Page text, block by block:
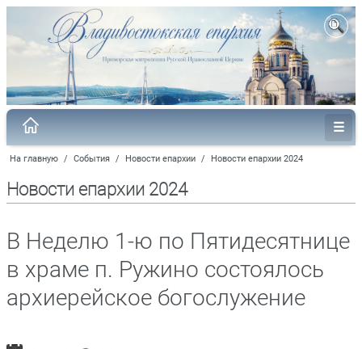
На главную / События / Новости епархии / Новости епархии 2024
Новости епархии 2024
В Неделю 1-ю по Пятидесятнице
в храме п. Ружино состоялось
архиерейское богослужение